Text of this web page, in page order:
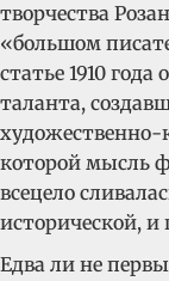
творчества
«большом
статье 1910
таланта,
художественно-
которой мысль
всецело
исторической, и
Едва ли не